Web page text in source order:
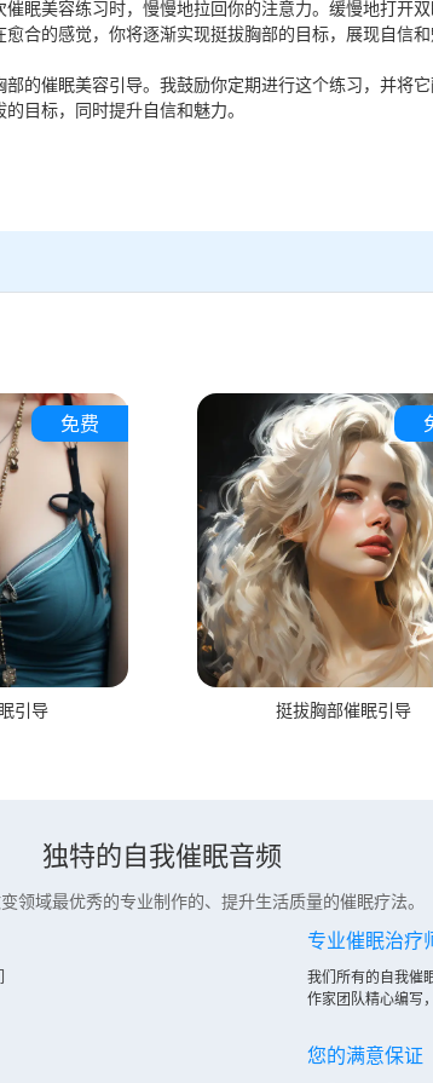
催眠美容练习时，慢慢地拉回你的注意力。缓慢地打开
愈合的感觉，你将逐渐实现挺拔胸部的目标，展现自信
部的催眠美容引导。我鼓励你定期进行这个练习，并将
目标，同时提升自信和魅力。
免费
引导 挺拔胸部催眠引导
独特的自我催眠音频
领域最优秀的专业制作的、提升生活质量的催眠疗法。
专业催眠治疗
我们所有的自我催
作家团队精心编写
您的满意保证